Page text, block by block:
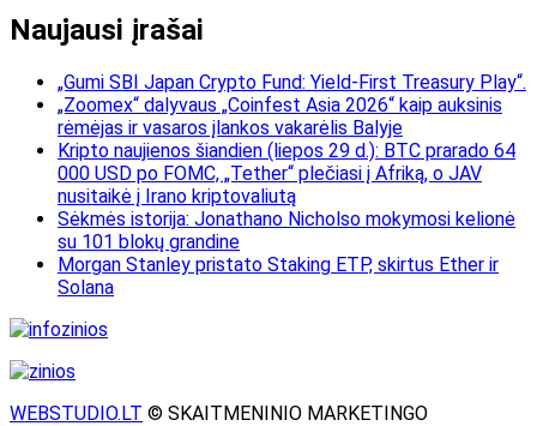
Naujausi įrašai
„Gumi SBI Japan Crypto Fund: Yield-First Treasury Play“.
„Zoomex“ dalyvaus „Coinfest Asia 2026“ kaip auksinis
rėmėjas ir vasaros įlankos vakarėlis Balyje
Kripto naujienos šiandien (liepos 29 d.): BTC prarado 64
000 USD po FOMC, „Tether“ plečiasi į Afriką, o JAV
nusitaikė į Irano kriptovaliutą
Sėkmės istorija: Jonathano Nicholso mokymosi kelionė
su 101 blokų grandine
Morgan Stanley pristato Staking ETP, skirtus Ether ir
Solana
WEBSTUDIO.LT © SKAITMENINIO MARKETINGO